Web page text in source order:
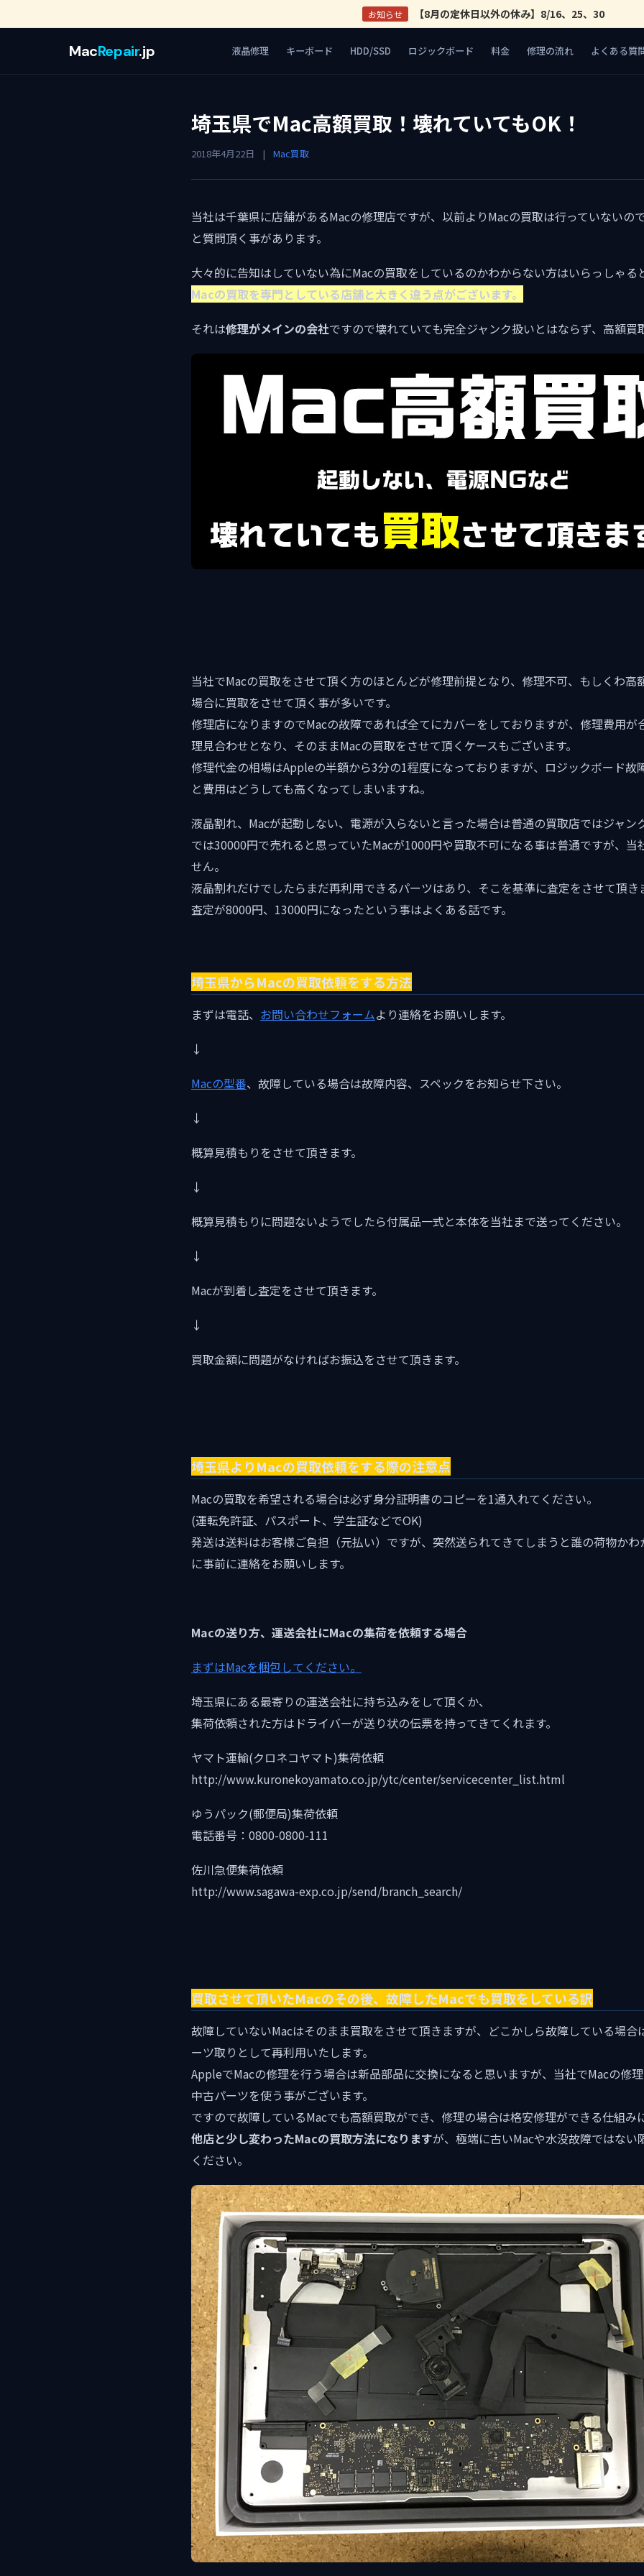
お知らせ 【8月の定休日以外の休み】8/16、25、30
MacRepair.jp 液晶修理 キーボード HDD/SSD ロジックボード 料金 修理の流れ よくある質
埼玉県でMac高額買取！壊れていてもOK！
2018年4月22日 | Mac買取
当社は千葉県に店舗があるMacの修理店ですが、以前よりMacの買取は行っていないの
と質問頂く事があります。
大々的に告知はしていない為にMacの買取をしているのかわからない方はいらっしゃる
Macの買取を専門としている店舗と大きく違う点がございます。
それは修理がメインの会社ですので壊れていても完全ジャンク扱いとはならず、高額買
当社でMacの買取をさせて頂く方のほとんどが修理前提となり、修理不可、もしくわ高
場合に買取をさせて頂く事が多いです。
修理店になりますのでMacの故障であれば全てにカバーをしておりますが、修理費用が
理見合わせとなり、そのままMacの買取をさせて頂くケースもございます。
修理代金の相場はAppleの半額から3分の1程度になっておりますが、ロジックボード故
と費用はどうしても高くなってしまいますね。
液晶割れ、Macが起動しない、電源が入らないと言った場合は普通の買取店ではジャン
では30000円で売れると思っていたMacが1000円や買取不可になる事は普通ですが、当
せん。
液晶割れだけでしたらまだ再利用できるパーツはあり、そこを基準に査定をさせて頂
査定が8000円、13000円になったという事はよくある話です。
埼玉県からMacの買取依頼をする方法
まずは電話、 お問い合わせフォームより連絡をお願いします。
↓
Macの型番、故障している場合は故障内容、スペックをお知らせ下さい。
↓
概算見積もりをさせて頂きます。
↓
概算見積もりに問題ないようでしたら付属品一式と本体を当社まで送ってください。
↓
Macが到着し査定をさせて頂きます。
↓
買取金額に問題がなければお振込をさせて頂きます。
埼玉県よりMacの買取依頼をする際の注意点
Macの買取を希望される場合は必ず身分証明書のコピーを1通入れてください。
(運転免許証、パスポート、学生証などでOK)
発送は送料はお客様ご負担（元払い）ですが、突然送られてきてしまうと誰の荷物か
に事前に連絡をお願いします。
Macの送り方、運送会社にMacの集荷を依頼する場合
まずはMacを梱包してください。
埼玉県にある最寄りの運送会社に持ち込みをして頂くか、
集荷依頼された方はドライバーが送り状の伝票を持ってきてくれます。
ヤマト運輸(クロネコヤマト)集荷依頼
http://www.kuronekoyamato.co.jp/ytc/center/servicecenter_list.html
ゆうパック(郵便局)集荷依頼
電話番号：0800-0800-111
佐川急便集荷依頼
http://www.sagawa-exp.co.jp/send/branch_search/
買取させて頂いたMacのその後、故障したMacでも買取をしている訳
故障していないMacはそのまま買取をさせて頂きますが、どこかしら故障している場合
ーツ取りとして再利用いたします。
AppleでMacの修理を行う場合は新品部品に交換になると思いますが、当社でMacの修
中古パーツを使う事がございます。
ですので故障しているMacでも高額買取ができ、修理の場合は格安修理ができる仕組み
他店と少し変わったMacの買取方法になりますが、極端に古いMacや水没故障ではない
ください。